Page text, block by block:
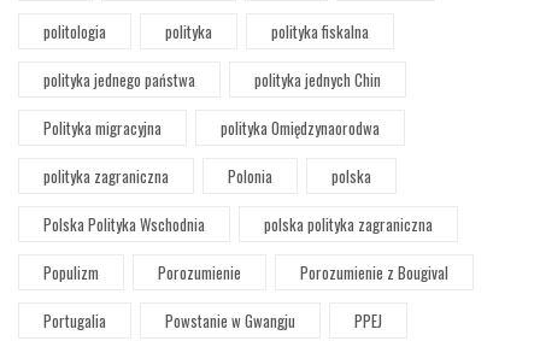
politologia
polityka
polityka fiskalna
polityka jednego państwa
polityka jednych Chin
Polityka migracyjna
polityka Omiędzynaorodwa
polityka zagraniczna
Polonia
polska
Polska Polityka Wschodnia
polska polityka zagraniczna
Populizm
Porozumienie
Porozumienie z Bougival
Portugalia
Powstanie w Gwangju PPEJ